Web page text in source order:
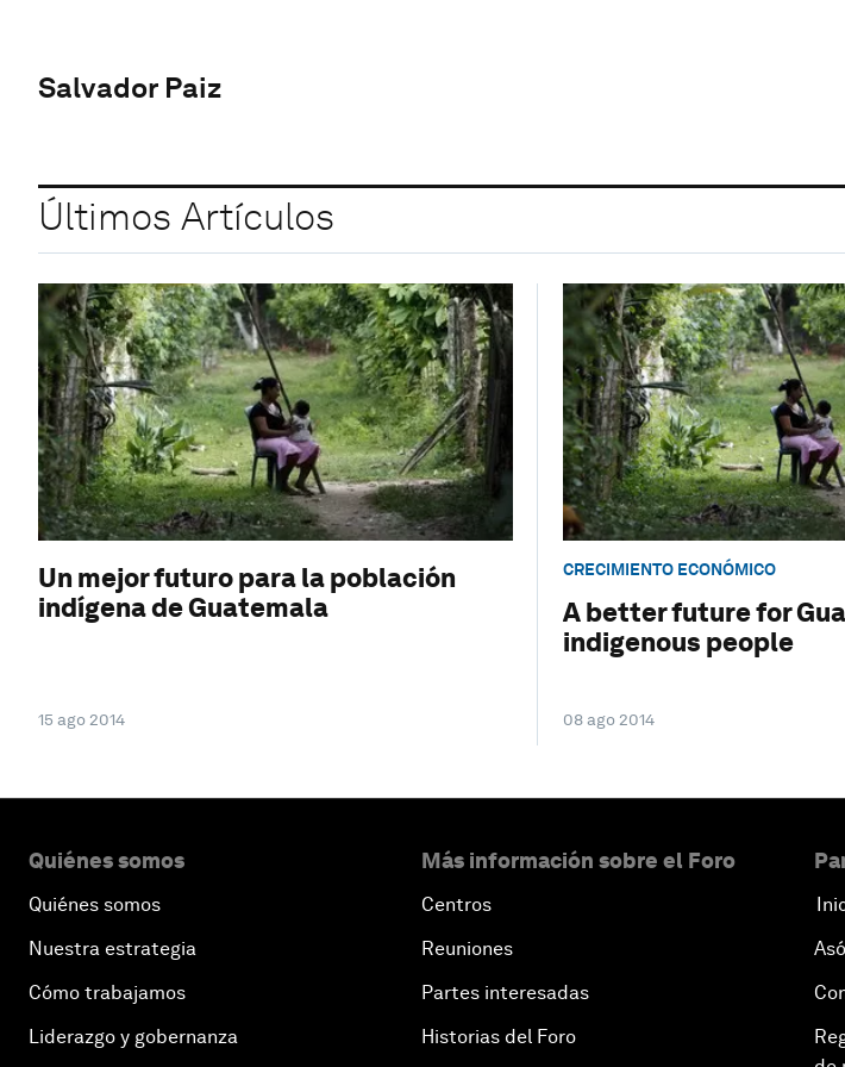
Salvador Paiz
Últimos Artículos
Un mejor futuro para la población
indígena de Guatemala
15 ago 2014
CRECIMIENTO ECONÓMICO
A better future for
indigenous people
08 ago 2014
Quiénes somos
Quiénes somos
Nuestra estrategia
Cómo trabajamos
Liderazgo y gobernanza
Más información sobre el Foro
Centros
Reuniones
Partes interesadas
Historias del Foro